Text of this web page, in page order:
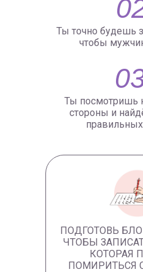
Ты точно будешь
чтобы
Ты посмотришь
стороны и
ПОДГОТОВЬ
ЧТОБЫ
КОТОРАЯ
ПОМИРИТЬСЯ